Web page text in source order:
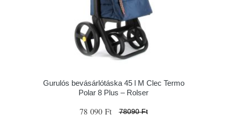
Gurulós bevásárlótáska 45 l M Clec Termo
Polar 8 Plus – Rolser
78 090 Ft 78090 Ft